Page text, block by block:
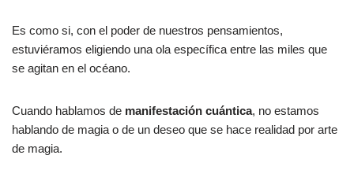
Es como si, con el poder de nuestros pensamientos,
estuviéramos eligiendo una ola específica entre las miles que
se agitan en el océano.
Cuando hablamos de manifestación cuántica, no estamos
hablando de magia o de un deseo que se hace realidad por arte
de magia.